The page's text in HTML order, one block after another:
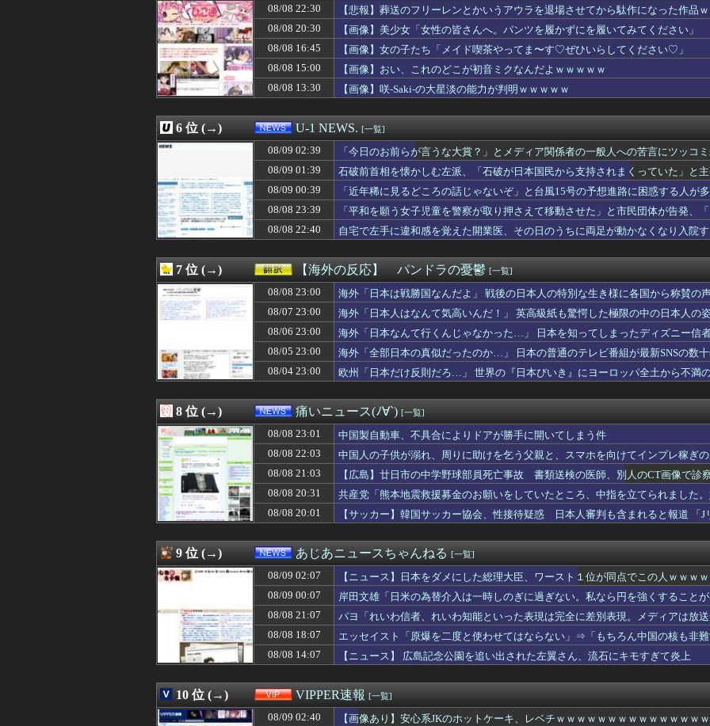
08/09 02:00
【佐藤二朗と橋本愛】どっちが悪い？ネット二分の真相とハラスメント認定の難しさ
08/09 01:58
ファンが不満爆発、所属事務所入口ドアをゴルフクラブで叩き暴れて逮捕
08/09 01:57
【ヤニねこ】ヤクねこをもっと愛でたい【海外の反応】
08/09 01:55
パヨク「難民を追い返す。そんな国でいいのか？入管法強行抗議！」 [8/8]
08/09 01:54
いま巷で流行ってるグリーンコーラとかいう飲み物ｗｗｗｗ
08/09 01:50
【閲覧注意】ケニアのスイカ、あまりにも薄過ぎる・・・
08/09 01:50
【悲報動画】USJ、制服JKたちのTikTok撮影スタジオと化してしまいシュー...
08/09 01:50
ショートスリーパー「寝たほうがいいよ」の一言にブチギレ
08/09 01:50
離婚はしない
08/09 01:46
海外「まさか」佐々木朗希が6回まで力投！ドジャースは劇的サヨナラ負けで泥沼7連...
ショートスリーパー「寝たほうがいいよ」の一言にブチギレ
08/09 01:45
IT業界、「未経験者は要らない、経験者はいない」の地獄絵図にwww
08/09 01:44
中国、金融監督管理総局前トップの全人代代表資格を剥奪…重大な規律違反で！
08/09 01:42
リニューアルを予告していた鹿児島ユナイテッドの“ゆないくー”、ホーム開幕戦に新...
08/09 01:41
【悲報】瀬戸環奈がスタイルよすぎて一般男性が隣に並ぶとチンチクリンに見えてしま...
08/09 01:40
かきまゆのおけつぶんぶんを撮影する遠藤さくらちゃんｗ【乃木坂46】
08/09 01:39
新郎父が披露宴で「震災が起きたことで、人との絆を改めて認識しました」とスピーチ...
08/09 01:39
石破前首相を懐かしむ左派、「石破が日本国民から支持されまくっていた」と主張して...
08/09 01:39
【衝撃】中国女さん、大学四年間で変わりすぎてしまうｗｗｗｗｗｗ(※画像あり)
08/09 01:39
30歳で結婚に焦ってなかった人の現在地
08/09 01:37
【驚愕】幽☆遊☆白書（全19巻）←これｗｗｗｗｗｗｗｗｗｗｗｗｗｗｗｗｗ
【大惨事】解雇された腹いせに、ドリンクレシピを公開したスタバ元従業員 「ゴミ扱...
08/09 01:34
8/9(日) 第62回CBC賞(GⅢ) part2
08/09 01:34
【動画】巨乳女子さん、おっぱい見栄えを微調整をして、おっぱいを仕上げる
08/09 01:33
【ｼｺ画像】巨乳女さん、混浴風呂でクッソエ口い身体を見せびらかすｗｗｗｗｗｗｗ...
08/09 01:31
【ウマ娘】プリコネ8.5周年直前生放送にて、プリコネ×ウマ娘コラボの開催につい...
08/09 01:30
◆予定調和◆アルゼンチン協会がFIFAインファンティーノ会長への支持を表明 “...
08/09 01:30
【大阪】フェラーリを手がけたピニンファリーナ、日本の鉄道を初デザイン。南海電鉄...
08/09 01:30
「おにぎりリヤカー」の美人が店舗をオープンwww （※画像あり）
08/09 01:30
【困惑】高校生の息子の友達が家に泊まる理由…これ気にするの俺だけ？ｗｗｗｗ
08/09 01:30
【カルビー】白黒ポテチ4週連続減！ナフサ不足の誤算とマーケ失敗の深層
08/09 01:29
なんか嫌な感じがする言葉・表現
08/09 01:29
養子だと知った10歳の息子から「本当の親に会いたい」と相談された。正直に答えた...
08/09 01:25
【驚愕】酔っ払って姉とsexして無事死亡ｗｗｗｗｗｗｗｗｗｗwwww
08/09 01:18
【動画】日向坂46 藤嶌果歩さん、乳揺らしたり寄せたりエロすぎる
08/09 01:17
私「また郵便がなくなってる…」知人「一緒に捕まえよう」→おとりを仕掛けたら泥奥...
08/09 01:15
婚約者がDQNなのに学力だけは天才だった。そんな婚約者に対抗心を燃やし続けた私...
ワイの彼女、165cm、貧乳、ボーイッシュなんやが......
【悲報】嵐の活動休止の影響か…相葉雅紀のレコメンが9月いっぱいで終了へ
08/09 01:12
【悲報】 幻影旅団の団長さん、激太りすると全てが台無しになる
08/09 01:10
【画像】妹さん、ブラジャーだけでくつろいでしまうｗｗｗwｗｗｗｗｗｗｗｗ❤
08/09 01:10
【驚愕】嫁から離婚要求「好きな人ができたわけじゃない」→調べてみた結果がコレｗ...
08/09 01:10
広末涼子さん 病気を患っていた・・・・・
08/09 01:09
札幌オリンピック招致、地元企業の8割が「賛成」と回答
08/09 01:09
新聞さん、ラテ欄の野球中継に壮大な縦読みを仕込んでしまうwwwwwww
08/09 01:06
【競馬】武ルメ参加のシャーガーカップ最終結果
08/08 22:30
【悲報】葬送のフリーレンとかいうアウラを退場させてから駄作になった作品
08/08 20:30
【画像】美少女「女性の皆さんへ。パンツを履かずにを履いてみてください」
08/08 16:45
【画像】女の子たち「メイド喫茶やってま〜す♡ぜひいらしてください♡」
08/08 15:00
【画像】おい、これのどこが初音ミクなんだよｗｗｗｗｗ
08/08 13:30
【画像】咲-Saki-の大星淡の能力が判明ｗｗｗｗｗ
6 位 (→) U-1 NEWS. [一覧]
08/09 02:39
「今日のお前らが言うな大賞？」とメディア関係者の一般人への苦言にツッコ
は……
08/09 01:39
石破前首相を懐かしむ左派、「石破が日本国民から支持されまくっていた」と
08/09 00:39
「近年稀に見るどころの話じゃないぞ」と台風15号の予想進路に困惑する人が
ど……
08/08 23:39
「平和を願う女子児童を警察が取り押さえて移動させた」と市民団体が告発
出
08/08 22:40 自宅で左手に違和感を覚えた開業医、その日のうちに両足が動かなくなり入院
7 位 (→) 【海外の反応】 パンドラの憂鬱 [一覧]
08/08 23:00
海外「日本は戦勝国なんだよ」 戦後の日本人の特別な生き様に各国から称賛の
08/07 23:00
海外「日本人はなんて気高いんだ！」 英高級紙も驚愕した極限の中の日本人の
08/06 23:00
海外「日本なんて行くんじゃなかった…」 日本を知ってしまったディズニー信
08/05 23:00
海外「全部日本の真似だったのか…」 日本の普通のテレビ番組が最新SNSの数
08/04 23:00
欧州「日本だけ反則だろ…」 世界の『日本びいき』にヨーロッパ全土から不満
8 位 (→) 痛いニュース(ﾉ∀`) [一覧]
08/08 23:01
中国製自動車、不具合によりドアが勝手に開いてしまう件
08/08 22:03
中国人の子供が溺れ、周りに助けを乞う父親と、スマホを向けてインプレ稼ぎ
08/08 21:03
【広島】廿日市の中学野球部員死亡事故 書類送検の医師、別人のCT画像で
性
08/08 20:31
共産党「熊本地震救援募金のお願いをしていたところ、中指を立てられました。
08/08 20:01
【サッカー】韓国サッカー協会、性接待疑惑 日本人審判も含まれると報道 「J
9 位 (→) あじあニュースちゃんねる [一覧]
08/09 02:07
【ニュース】日本をダメにした総理大臣、ワースト１位が同点でこの人ｗｗｗ
08/09 00:07
岸田文雄「日米の為替介入は一時しのぎに過ぎない。私なら円を強くすることが
08/08 21:07
パヨ「れいわ信者、れいわ知能といった表現は完全に差別表現。メディアは放送
08/08 18:07
エッセイスト「原爆を二度と使わせてはならない」⇒「もちろん中国の核も非
08/08 14:07
【ニュース】 広島記念公園を追い出された左翼さん、流石にキモすぎて炎上
10 位 (→) VIPPER速報 [一覧]
08/09 02:40
【画像あり】安心系JKのホットケーキ、レベチｗｗｗｗｗｗｗｗｗｗｗｗｗｗ